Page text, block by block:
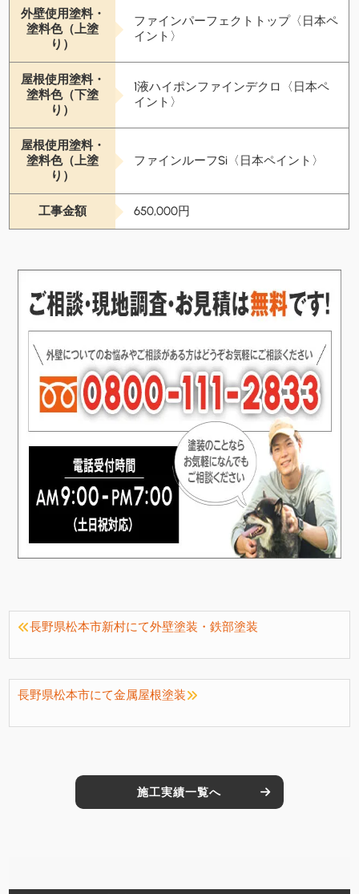
外壁使用塗料・
塗料色（上塗
り）
ファインパーフェクトトップ〈日本ペ
イント〉
屋根使用塗料・
塗料色（下塗
り）
1液ハイポンファインデクロ〈日本ペ
イント〉
屋根使用塗料・
塗料色（上塗
り）
ファインルーフSi〈日本ペイント〉
工事金額 650,000円
長野県松本市新村にて外壁塗装・鉄部塗装
長野県松本市にて金属屋根塗装
施工実績一覧へ